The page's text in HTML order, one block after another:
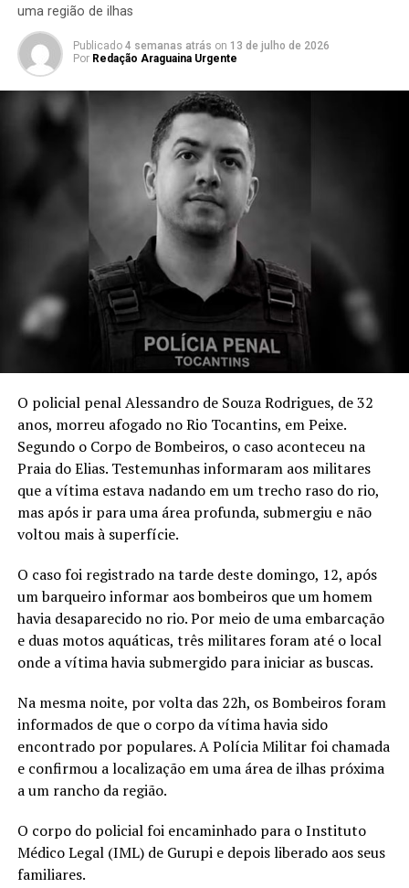
uma região de ilhas
Publicado 4 semanas atrás on 13 de julho de 2026
Por Redação Araguaina Urgente
O policial penal Alessandro de Souza Rodrigues, de 32
anos, morreu afogado no Rio Tocantins, em Peixe.
Segundo o Corpo de Bombeiros, o caso aconteceu na
Praia do Elias. Testemunhas informaram aos militares
que a vítima estava nadando em um trecho raso do rio,
mas após ir para uma área profunda, submergiu e não
voltou mais à superfície.
O caso foi registrado na tarde deste domingo, 12, após
um barqueiro informar aos bombeiros que um homem
havia desaparecido no rio. Por meio de uma embarcação
e duas motos aquáticas, três militares foram até o local
onde a vítima havia submergido para iniciar as buscas.
Na mesma noite, por volta das 22h, os Bombeiros foram
informados de que o corpo da vítima havia sido
encontrado por populares. A Polícia Militar foi chamada
e confirmou a localização em uma área de ilhas próxima
a um rancho da região.
O corpo do policial foi encaminhado para o Instituto
Médico Legal (IML) de Gurupi e depois liberado aos seus
familiares.